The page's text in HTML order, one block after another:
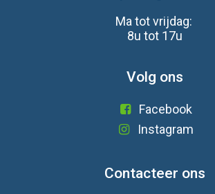
Ma tot vrijdag:
8u tot 17u
Volg ons
Facebook
Instagram
Contacteer ons